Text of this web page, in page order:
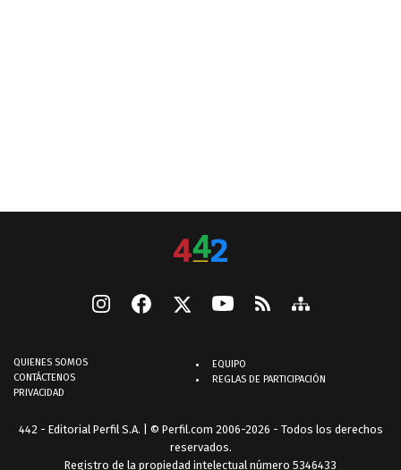
QUIENES SOMOS
CONTÁCTENOS
PRIVACIDAD
EQUIPO
REGLAS DE PARTICIPACIÓN
442 - Editorial Perfil S.A. | © Perfil.com 2006-2026 - Todos los derechos
reservados.
Registro de la propiedad intelectual número 5346433